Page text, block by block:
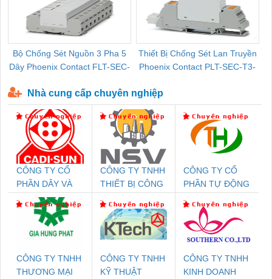
Bộ Chống Sét Nguồn 3 Pha 5
Dây Phoenix Contact FLT-SEC-
Thiết Bị Chống Sét Lan Truyền
Phoenix Contact PLT-SEC-T3-
Nhà cung cấp chuyên nghiệp
CÔNG TY CỔ
PHẦN DÂY VÀ
CÁP ĐIỆN
THƯỢNG ĐÌNH
CÔNG TY TNHH
THIẾT BỊ CÔNG
SETSUBI VIỆT
NAM
CÔNG TY CỔ
PHẦN TỰ ĐỘNG
CÔNG TY TNHH
THƯƠNG MẠI
CÔNG TY TNHH
KỸ THUẬT
CÔNG TY TNHH
KINH DOANH